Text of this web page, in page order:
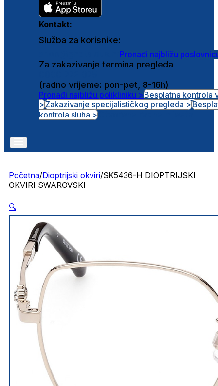
Kontakt:
Služba za korisnike:
Pronađi najbližu
Za zakazivanje termina pregleda
(radno vrijeme: pon-pet, 8-16h)
Pronađi najbližu polikliniku >Besplatna kontrola
>Zakazivanje specijalističkog pregleda >
kontrola sluha >
Početna/Dioptrijski okviri/SK5436-H DIOPTRIJSKI
OKVIRI SWAROVSKI
🔍